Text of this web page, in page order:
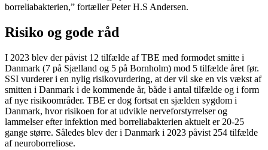
borreliabakterien,” fortæller Peter H.S Andersen.
Risiko og gode råd
I 2023 blev der påvist 12 tilfælde af TBE med formodet smitte i
Danmark (7 på Sjælland og 5 på Bornholm) mod 5 tilfælde året før.
SSI vurderer i en nylig risikovurdering, at der vil ske en vis vækst af
smitten i Danmark i de kommende år, både i antal tilfælde og i form
af nye risikoområder. TBE er dog fortsat en sjælden sygdom i
Danmark, hvor risikoen for at udvikle nerveforstyrrelser og
lammelser efter infektion med borreliabakterien aktuelt er 20-25
gange større. Således blev der i Danmark i 2023 påvist 254 tilfælde
af neuroborreliose.